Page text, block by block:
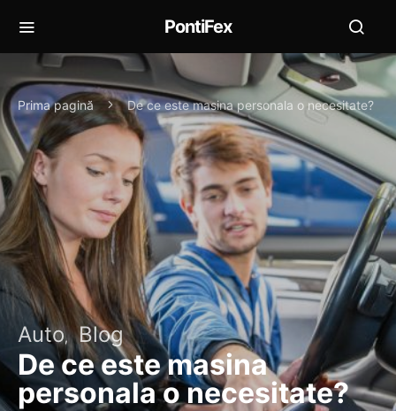
PontiFex
Prima pagină De ce este masina personala o necesitate?
Auto Blog
De ce este masina
personala o necesitate?